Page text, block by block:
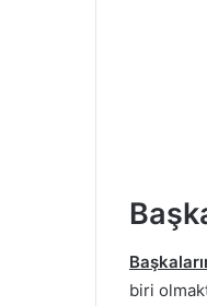
biri